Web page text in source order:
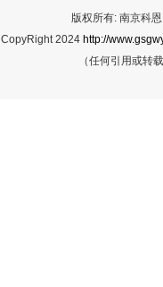
版权所有: 南京科
CopyRight 2024 http://
（任何引用或转